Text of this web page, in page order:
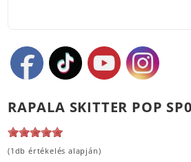
RAPALA SKITTER POP
(1db értékelés alapján)